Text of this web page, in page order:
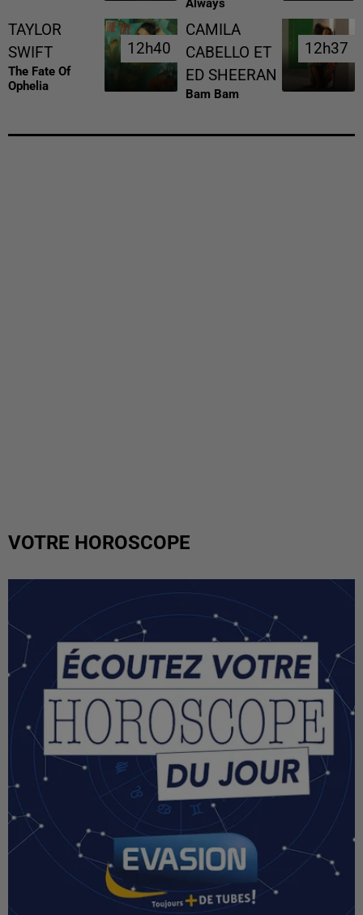
Always
TAYLOR
SWIFT
The Fate Of
Ophelia
12h40
12h40
CAMILA
CABELLO ET
ED SHEERAN
Bam Bam
12h37
12h37
VOTRE HOROSCOPE